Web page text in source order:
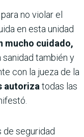
no violar el
en esta unidad
mucho cuidado,
sanidad también y
con la jueza de la
autoriza todas las
de seguridad